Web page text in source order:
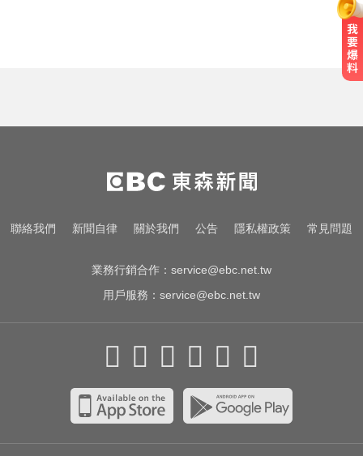
聯絡我們 新聞自律 關於我們 公告 隱私權政策 常見問題
業務行銷合作： service@ebc.net.tw
用戶服務： service@ebc.net.tw